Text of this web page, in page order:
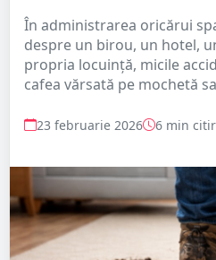
În administrarea oricărui
despre un birou, un hotel,
propria locuință, micile
cafea vărsată pe mochetă
23 februarie 2026 6 min